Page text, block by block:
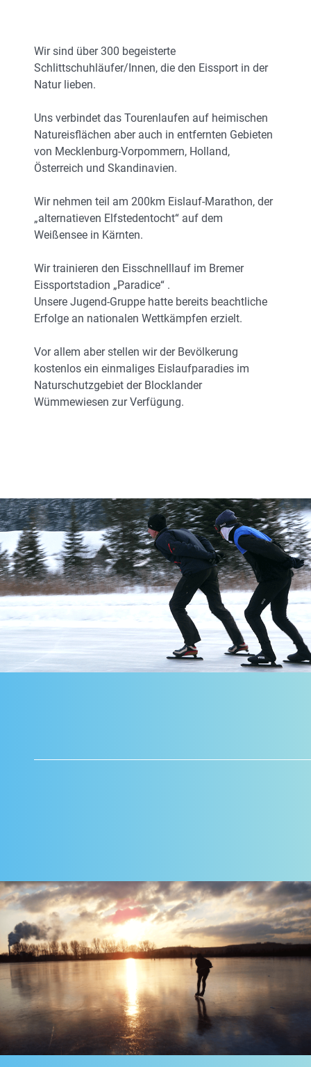
Wir sind über 300 begeisterte
Schlittschuhläufer/Innen, die den Eissport in der
Natur lieben.
Uns verbindet das Tourenlaufen auf heimischen
Natureisflächen aber auch in entfernten Gebieten
von Mecklenburg-Vorpommern, Holland,
Österreich und Skandinavien.
Wir nehmen teil am 200km Eislauf-Marathon, der
„alternatieven Elfstedentocht“ auf dem
Weißensee in Kärnten.
Wir trainieren den Eisschnelllauf im Bremer
Eissportstadion „Paradice“ .
Unsere Jugend-Gruppe hatte bereits beachtliche
Erfolge an nationalen Wettkämpfen erzielt.
Vor allem aber stellen wir der Bevölkerung
kostenlos ein einmaliges Eislaufparadies im
Naturschutzgebiet der Blocklander
Wümmewiesen zur Verfügung.